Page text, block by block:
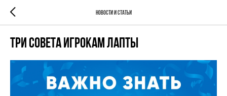
Новости и Статьи
Три совета игрокам Лапты